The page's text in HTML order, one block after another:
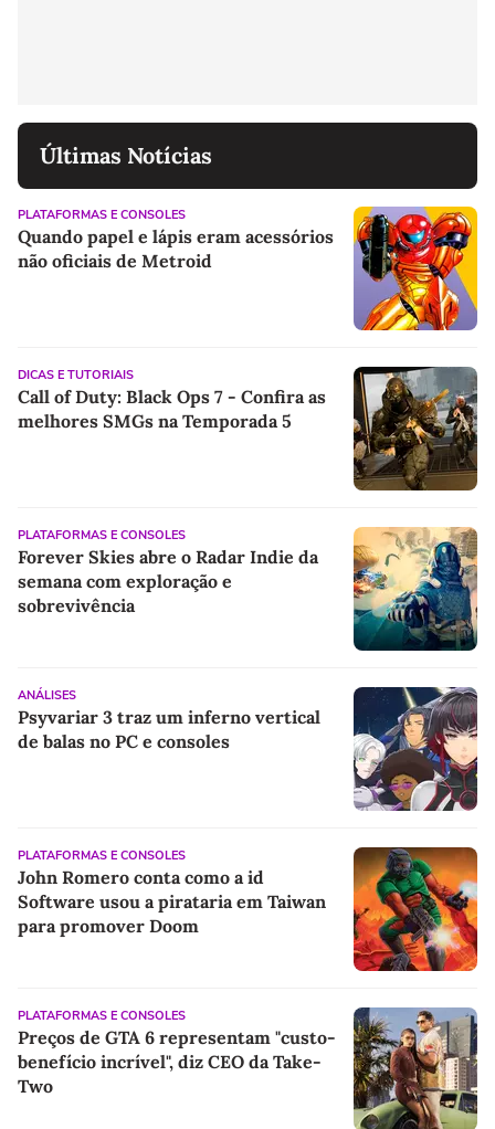
Últimas Notícias
PLATAFORMAS E CONSOLES
Quando papel e lápis eram acessórios
não oficiais de Metroid
DICAS E TUTORIAIS
Call of Duty: Black Ops 7 - Confira as
melhores SMGs na Temporada 5
PLATAFORMAS E CONSOLES
Forever Skies abre o Radar Indie da
semana com exploração e
sobrevivência
ANÁLISES
Psyvariar 3 traz um inferno vertical
de balas no PC e consoles
PLATAFORMAS E CONSOLES
John Romero conta como a id
Software usou a pirataria em Taiwan
para promover Doom
PLATAFORMAS E CONSOLES
Preços de GTA 6 representam "custo-
benefício incrível", diz CEO da Take-
Two